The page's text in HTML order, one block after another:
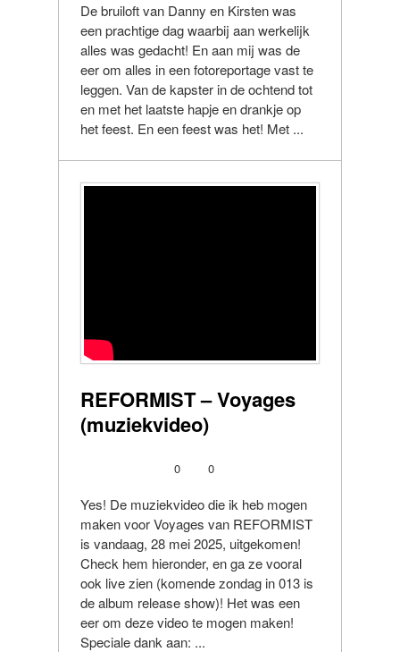
De bruiloft van Danny en Kirsten was
een prachtige dag waarbij aan werkelijk
alles was gedacht! En aan mij was de
eer om alles in een fotoreportage vast te
leggen. Van de kapster in de ochtend tot
en met het laatste hapje en drankje op
het feest. En een feest was het! Met ...
REFORMIST – Voyages
(muziekvideo)
0 0
Yes! De muziekvideo die ik heb mogen
maken voor Voyages van REFORMIST
is vandaag, 28 mei 2025, uitgekomen!
Check hem hieronder, en ga ze vooral
ook live zien (komende zondag in 013 is
de album release show)! Het was een
eer om deze video te mogen maken!
Speciale dank aan: ...